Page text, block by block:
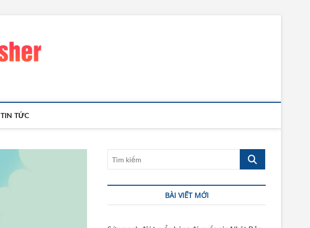
TIN TỨC
Tìm
kiếm
BÀI VIẾT MỚI